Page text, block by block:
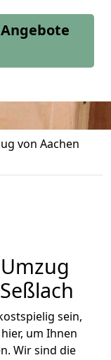
von Aachen
sein,
um Ihnen
Wir sind die